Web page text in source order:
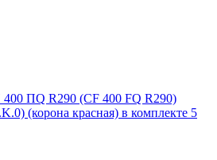
ПQ R290 (СF 400 FQ R290)
(корона красная) в комплекте 5